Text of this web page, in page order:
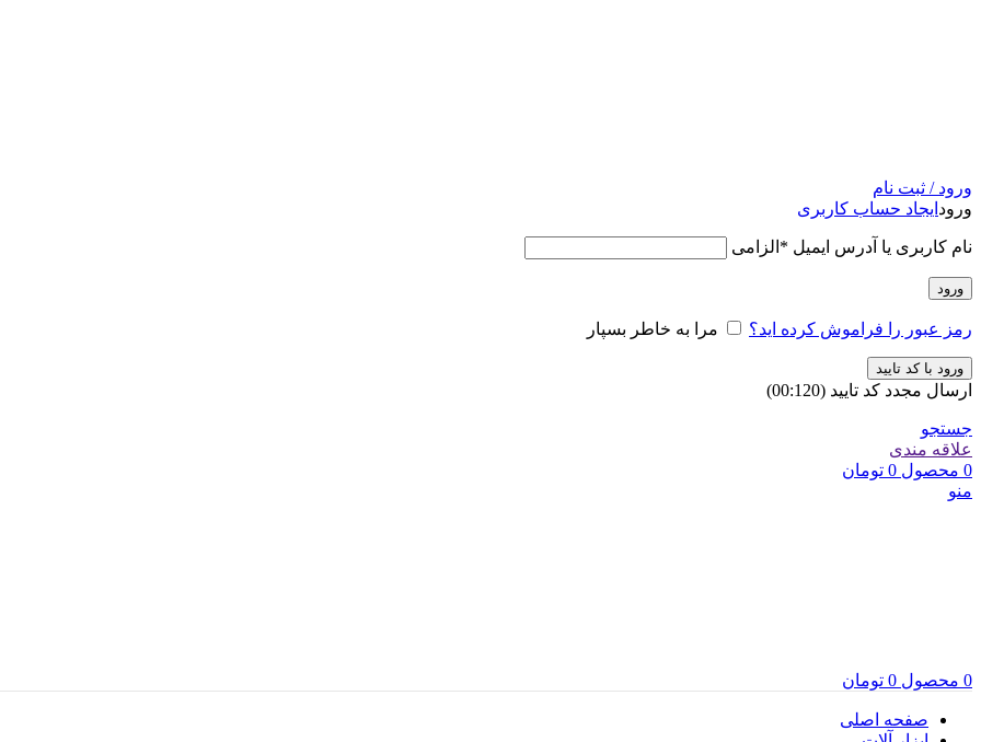
ورود / ثبت نام
ورود ایجاد حساب کاربری
نام کاربری یا آدرس ایمیل * الزامی
ورود
رمز عبور را فراموش کرده اید؟ مرا به خاطر بسپار
ورود با کد تایید
ارسال مجدد کد تایید (00:
120
)
جستجو
علاقه مندی
0 محصول 0 تومان
منو
0 محصول 0 تومان
صفحه اصلی